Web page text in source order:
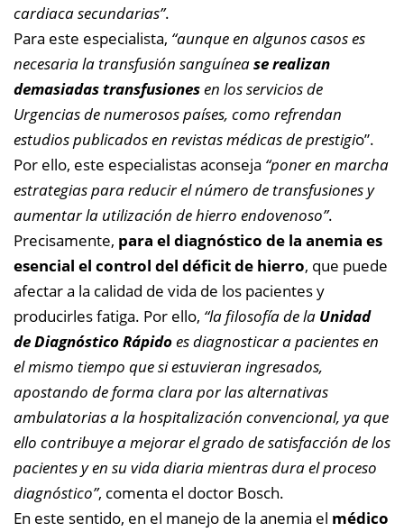
cardiaca secundarias”.
Para este especialista, “aunque en algunos casos es
necesaria la transfusión sanguínease realizan
demasiadas transfusionesen los servicios de
Urgencias de numerosos países, como refrendan
estudios publicados en revistas médicas de prestigio”.
Por ello, este especialistas aconseja “poner en marcha
estrategias para reducir el número de transfusiones y
aumentar la utilización de hierro endovenoso”.
Precisamente, para el diagnóstico de la anemia es
esencial el control del déficit de hierro, que puede
afectar a la calidad de vida de los pacientes y
producirles fatiga. Por ello, “la filosofía de la Unidad
de Diagnóstico Rápidoes diagnosticar a pacientes en
el mismo tiempo que si estuvieran ingresados,
apostando de forma clara por las alternativas
ambulatorias a la hospitalización convencional, ya que
ello contribuye a mejorar el grado de satisfacción de los
pacientes y en su vida diaria mientras dura el proceso
diagnóstico”, comenta el doctor Bosch.
En este sentido, en el manejo de la anemia el médico